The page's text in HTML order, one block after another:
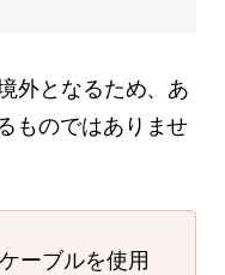
外となるため、あ
ものではありませ
ーブルを使用